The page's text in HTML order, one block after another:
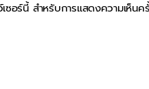
ซอร์นี้ สำหรับการแสดงความเห็นค